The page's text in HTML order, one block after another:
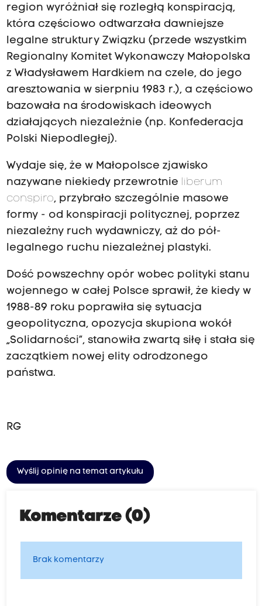
region wyróżniał się rozległą konspiracją,
która częściowo odtwarzała dawniejsze
legalne struktury Związku (przede wszystkim
Regionalny Komitet Wykonawczy Małopolska
z Władysławem Hardkiem na czele, do jego
aresztowania w sierpniu 1983 r.), a częściowo
bazowała na środowiskach ideowych
działających niezależnie (np. Konfederacja
Polski Niepodległej).
Wydaje się, że w Małopolsce zjawisko
nazywane niekiedy przewrotnie liberum
conspiro, przybrało szczególnie masowe
formy - od konspiracji politycznej, poprzez
niezależny ruch wydawniczy, aż do pół-
legalnego ruchu niezależnej plastyki.
Dość powszechny opór wobec polityki stanu
wojennego w całej Polsce sprawił, że kiedy w
1988-89 roku poprawiła się sytuacja
geopolityczna, opozycja skupiona wokół
„Solidarności”, stanowiła zwartą siłę i stała się
zaczątkiem nowej elity odrodzonego
państwa.
RG
Wyślij opinię na temat artykułu
Komentarze (0)
Brak komentarzy